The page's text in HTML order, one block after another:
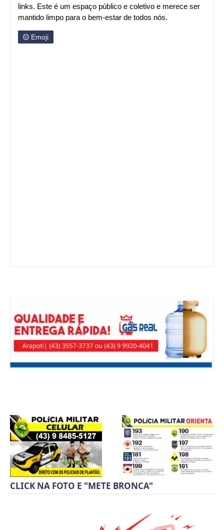
links. Este é um espaço público e coletivo e merece ser
mantido limpo para o bem-estar de todos nós.
Emoji
CLICK NA FOTO E "METE BRONCA"